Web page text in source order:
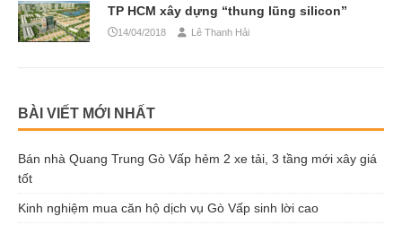
TP HCM xây dựng “thung lũng silicon”
14/04/2018 Lê Thanh Hải
BÀI VIẾT MỚI NHẤT
Bán nhà Quang Trung Gò Vấp hẻm 2 xe tải, 3 tầng mới xây giá
tốt
Kinh nghiệm mua căn hộ dịch vụ Gò Vấp sinh lời cao